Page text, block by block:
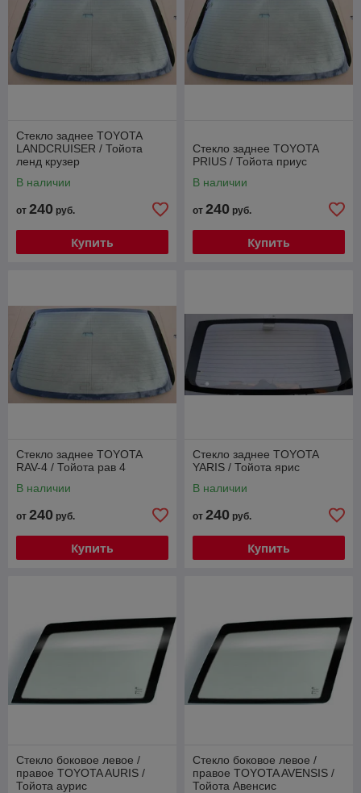
Стекло заднее TOYOTA
LANDCRUISER / Тойота
ленд крузер
В наличии
от 240 руб.
Купить
Стекло заднее TOYOTA
PRIUS / Тойота приус
В наличии
от 240 руб.
Купить
Стекло заднее TOYOTA
RAV-4 / Тойота рав 4
В наличии
от 240 руб.
Купить
Стекло заднее TOYOTA
YARIS / Тойота ярис
В наличии
от 240 руб.
Купить
Стекло боковое левое /
правое TOYOTA AURIS /
Тойота аурис
Стекло боковое левое /
правое TOYOTA AVENSIS /
Тойота Авенсис